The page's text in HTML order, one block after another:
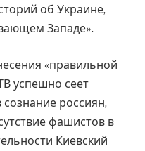
об Украине,
Западе».
«правильной
успешно сеет
россиян,
фашистов в
Киевский